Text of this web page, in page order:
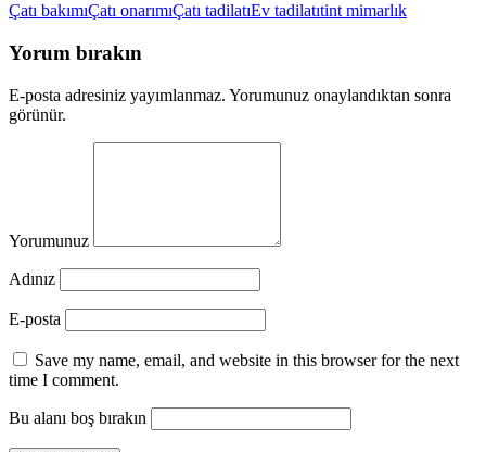
Çatı bakımıÇatı onarımıÇatı tadilatıEv tadilatıtint mimarlık
Yorum bırakın
E-posta adresiniz yayımlanmaz. Yorumunuz onaylandıktan sonra
görünür.
Yorumunuz
Adınız
E-posta
Save my name, email, and website in this browser for the next
time I comment.
Bu alanı boş bırakın